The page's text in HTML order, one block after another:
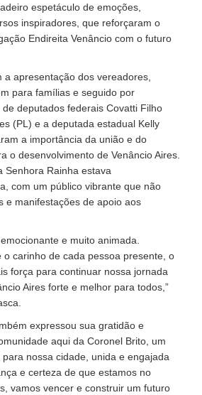
espetáculo de emoções,
inspiradores, que reforçaram o
Endireita Venâncio com o futuro
a apresentação dos vereadores,
para famílias e seguido por
deputados federais Covatti Filho
(PL) e a deputada estadual Kelly
a importância da união e do
o desenvolvimento de Venâncio Aires.
Senhora Rainha estava
com um público vibrante que não
e manifestações de apoio aos
e muito animada.
o carinho de cada pessoa presente, o
força para continuar nossa jornada
Aires forte e melhor para todos,”
expressou sua gratidão e
aqui da Coronel Brito, um
nossa cidade, unida e engajada
e certeza de que estamos no
vamos vencer e construir um futuro